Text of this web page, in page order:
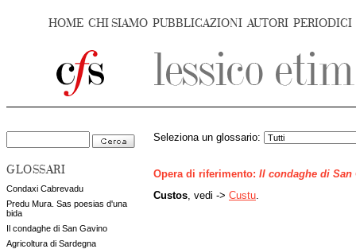
HOME CHI SIAMO PUBBLICAZIONI AUTORI PERIODICI
GLOSSARI
Condaxi Cabrevadu
Predu Mura. Sas poesias d'una
bida
Il condaghe di San Gavino
Agricoltura di Sardegna
Seleziona un glossario:
Opera di riferimento: Il condaghe di San
Custos , vedi -> Custu